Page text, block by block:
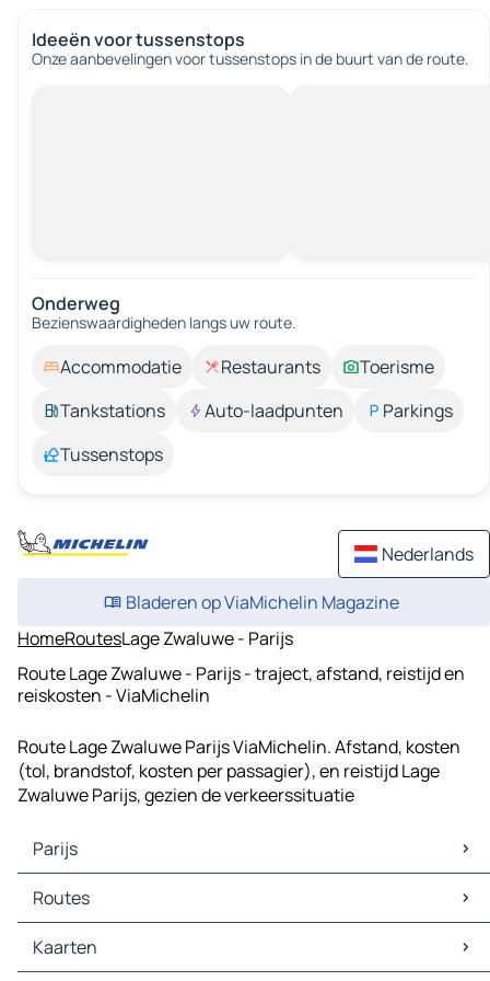
Ideeën voor tussenstops
Onze aanbevelingen voor tussenstops in de buurt van de route.
Onderweg
Bezienswaardigheden langs uw route.
Accommodatie Restaurants
Toerisme
Tankstations
Auto-laadpunten
Parkings
Tussenstops
Nederlands
Bladeren op ViaMichelin Magazine
HomeRoutesLage Zwaluwe - Parijs
Route Lage Zwaluwe - Parijs - traject, afstand, reistijd en
reiskosten - ViaMichelin
Route Lage Zwaluwe Parijs ViaMichelin. Afstand, kosten
(tol, brandstof, kosten per passagier), en reistijd Lage
Zwaluwe Parijs, gezien de verkeerssituatie
Parijs
Parijs Kaarten
Parijs Verkeer
Parijs Hotels
Parijs Restaurants
Routes
Routes Parijs - Orléans
Routes Parijs - Rouen
Kaarten